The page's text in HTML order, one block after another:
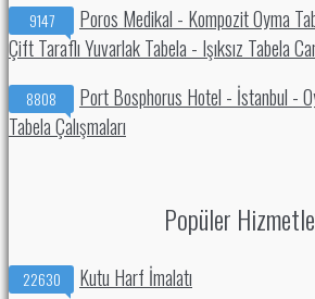
9147
Poros Medikal - Kompozit Oyma
Çift Taraflı Yuvarlak Tabela - Işıksız Tabela
8808
Port Bosphorus Hotel - İstanbul -
Tabela Çalışmaları
Popüler
22630 Kutu Harf İmalatı